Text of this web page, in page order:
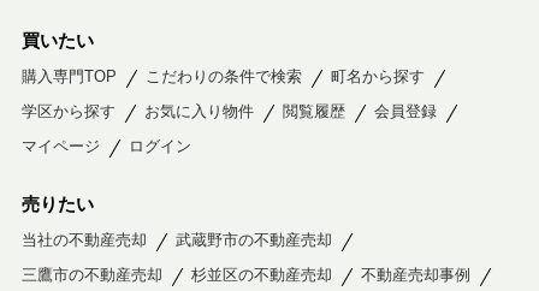
買いたい
購入専門TOP こだわりの条件で検索
町名から探す
学区から探す
お気に入り物件 閲覧履歴
会員登録
マイページ
ログイン
売りたい
当社の不動産売却
武蔵野市の不動産売却
三鷹市の不動産売却
杉並区の不動産売却
不動産売却事例